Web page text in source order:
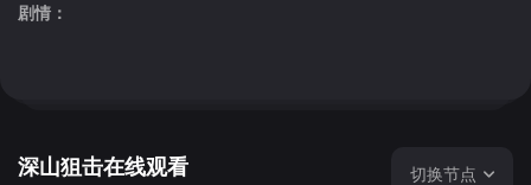
剧情：
深山狙击在线观看 切换节点